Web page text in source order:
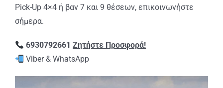
Pick-Up 4×4 ή βαν 7 και 9 θέσεων, επικοινωνήστε
σήμερα.
6930792661Ζητήστε Προσφορά!
Viber & WhatsApp